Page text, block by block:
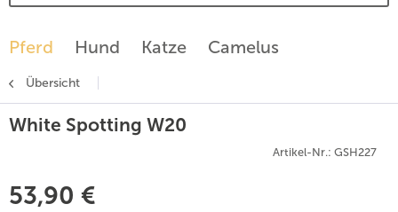
Pferd Hund Katze Camelus
Übersicht
White Spotting W20
Artikel-Nr.: GSH227
53,90 €